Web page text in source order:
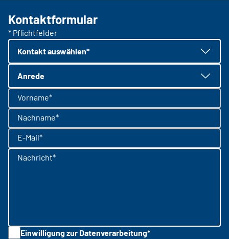
Kontaktformular
* Pflichtfelder
Kontakt auswählen*
Anrede
Vorname*
Nachname*
E-Mail*
Nachricht*
Einwilligung zur Datenverarbeitung*